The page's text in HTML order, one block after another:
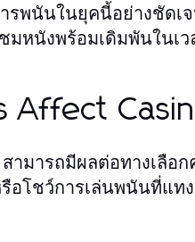
นันในยุคนี้อย่างชัดเจ
มหนังพร้อมเดิมพันในเ
Affect
มารถมีผลต่อทางเลือก
โชว์การเล่นพนันที่แทง